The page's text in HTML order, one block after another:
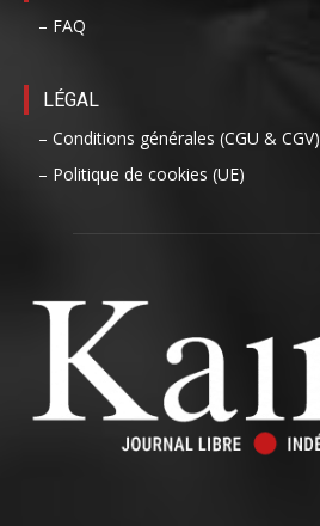
– FAQ
LÉGAL
– Conditions générales (CGU & CGV)
– Politique de cookies (UE)